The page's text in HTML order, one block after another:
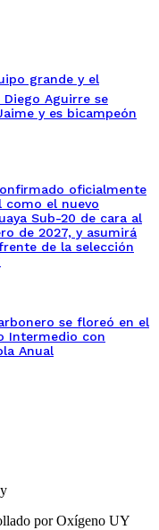
grande y el
Aguirre se
y es bicampeón
oficialmente
como el nuevo
Sub-20 de cara al
de 2027, y asumirá
de la selección
se floreó en el
Intermedio con
Anual
por Oxígeno UY